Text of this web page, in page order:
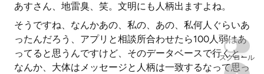
あすさん、地雷臭、笑。文明にも人柄出ますよね。
そうですね、なんかあの、私の、あの、私何人ぐらいあ
ったんだろう、アプリと相談所合わせたら100人弱はあ
ってると思うんですけど、そのデータベースで行くと、
なんか、大体はメッセージと人柄は一致するなって思っ
スクロール